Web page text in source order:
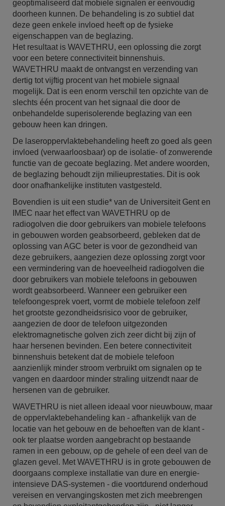
geoptimaliseerd dat mobiele signalen er eenvoudig
doorheen kunnen. De behandeling is zo subtiel dat
deze geen enkele invloed heeft op de fysieke
eigenschappen van de beglazing.
Het resultaat is WAVETHRU, een oplossing die zorgt
voor een betere connectiviteit binnenshuis.
WAVETHRU maakt de ontvangst en verzending van
dertig tot vijftig procent van het mobiele signaal
mogelijk. Dat is een enorm verschil ten opzichte van de
slechts één procent van het signaal die door de
onbehandelde superisolerende beglazing van een
gebouw heen kan dringen.
De laseroppervlaktebehandeling heeft zo goed als geen
invloed (verwaarloosbaar) op de isolatie- of zonwerende
functie van de gecoate beglazing. Met andere woorden,
de beglazing behoudt zijn milieuprestaties. Dit is ook
door onafhankelijke instituten vastgesteld.
Bovendien is uit een studie* van de Universiteit Gent en
IMEC naar het effect van WAVETHRU op de
radiogolven die door gebruikers van mobiele telefoons
in gebouwen worden geabsorbeerd, gebleken dat de
oplossing van AGC beter is voor de gezondheid van
deze gebruikers, aangezien deze oplossing zorgt voor
een vermindering van de hoeveelheid radiogolven die
door gebruikers van mobiele telefoons in gebouwen
wordt geabsorbeerd. Wanneer een gebruiker een
telefoongesprek voert, vormt de mobiele telefoon zelf
het grootste gezondheidsrisico voor de gebruiker,
aangezien de door de telefoon uitgezonden
elektromagnetische golven zich zeer dicht bij zijn of
haar hersenen bevinden. Een betere connectiviteit
binnenshuis betekent dat de mobiele telefoon
aanzienlijk minder stroom verbruikt om signalen op te
vangen en daardoor minder straling uitzendt naar de
hersenen van de gebruiker.
WAVETHRU is niet alleen ideaal voor nieuwbouw, maar
de oppervlaktebehandeling kan - afhankelijk van de
locatie van het gebouw en de behoeften van de klant -
ook ter plaatse worden aangebracht op bestaande
ramen in een gebouw, op de gehele of een deel van de
glazen gevel. Met WAVETHRU is in grote gebouwen de
doorgaans complexe installatie van dure en energie-
intensieve DAS-systemen - die voortdurend onderhoud
vereisen en vervangingskosten met zich meebrengen